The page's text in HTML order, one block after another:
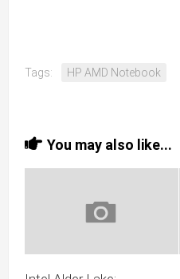
Tags: HP AMD Notebook
You may also like...